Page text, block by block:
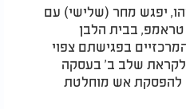
יפגש מחר (שלישי) עם
טראמפ, בבית הלבן
בפגישתם צפוי
לקראת שלב ב' בעסקה
להפסקת אש מוחלטת